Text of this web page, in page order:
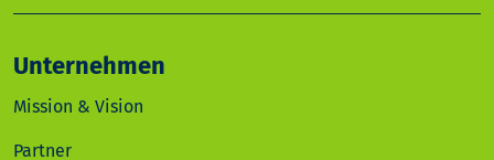
Unternehmen
Mission & Vision
Partner